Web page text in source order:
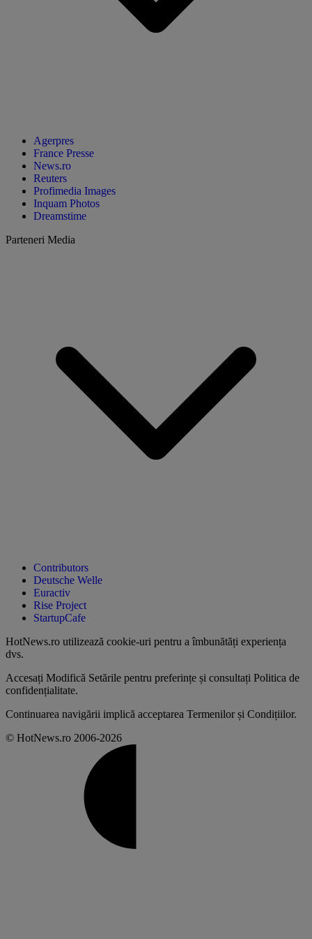
Agerpres
France Presse
News.ro
Reuters
Profimedia Images
Inquam Photos
Dreamstime
Parteneri Media
Contributors
Deutsche Welle
Euractiv
Rise Project
StartupCafe
HotNews.ro utilizează cookie-uri pentru a îmbunătăți experiența
dvs.
Accesați Modifică Setările pentru preferințe și consultați Politica de
confidențialitate.
Continuarea navigării implică acceptarea Termenilor și Condițiilor.
© HotNews.ro 2006-2026